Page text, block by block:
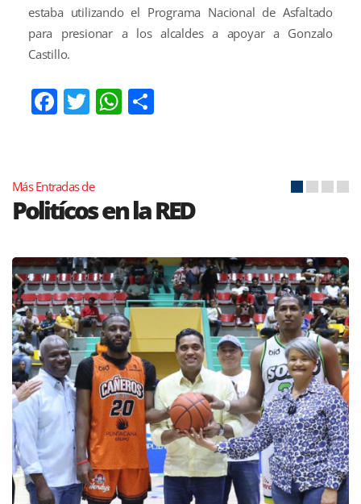
estaba utilizando el Programa Nacional de Asfaltado
para presionar a los alcaldes a apoyar a Gonzalo
Castillo.
Facebook
TwitterWhatsApp
Más Entradas de
Politícos en la RED